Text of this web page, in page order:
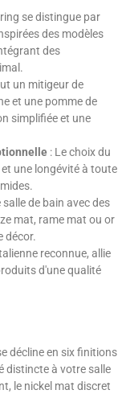
se distingue par
des modèles
des
un mitigeur de
et une pomme de
simplifiée et une
: Le choix du
une longévité à toute
de bain avec des
mat, rame mat ou or
décor.
reconnue, allie
d'une qualité
décline en six finitions
distincte à votre salle
le nickel mat discret